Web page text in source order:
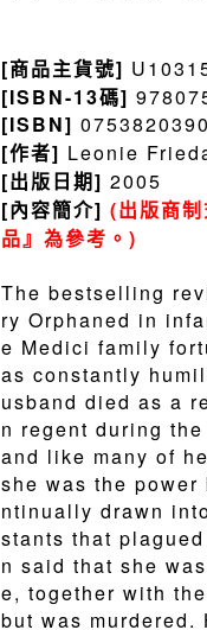
[商品主貨號]
[ISBN-13碼]
[ISBN] 0753820390
[作者] Leonie
[出版日期] 2005
[內容簡介] (出版商
品』為參考。)
The bestselling
ry Orphaned in
e Medici family
as constantly
usband died as a
n regent during
and like many of
she was the
ntinually drawn
stants that
n said that she
e, together with
but was